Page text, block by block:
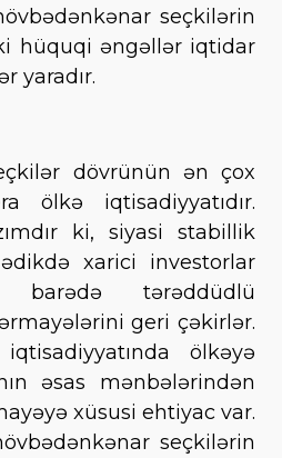
seçkilərin
hüquqi əngəllər iqtidar
yaradır.
dövrünün ən çox
ölkə iqtisadiyyatıdır.
ki, siyasi stabillik
xarici investorlar
barədə tərəddüdlü
geri çəkirlər.
ölkəyə
əsas mənbələrindən
xüsusi ehtiyac var.
seçkilərin